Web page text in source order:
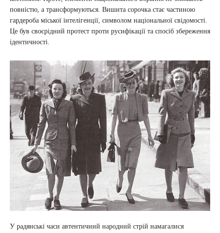
повністю, а трансформуються. Вишита сорочка стає частиною
гардероба міської інтелігенції, символом національної свідомості.
Це був своєрідний протест проти русифікації та спосіб збереження
ідентичності.
У радянські часи автентичний народний стрій намагалися